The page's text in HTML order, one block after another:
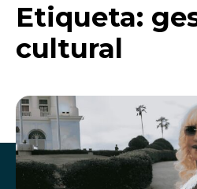
Etiqueta:
cultural